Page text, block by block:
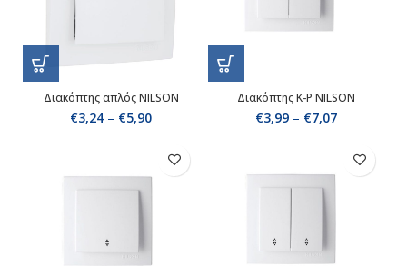
Διακόπτης απλός NILSON
€3,24 – €5,90
Διακόπτης Κ-Ρ NILSON
€3,99 – €7,07